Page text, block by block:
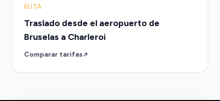
RUTA
Traslado desde el aeropuerto de
Bruselas a Charleroi
Comparar tarifas